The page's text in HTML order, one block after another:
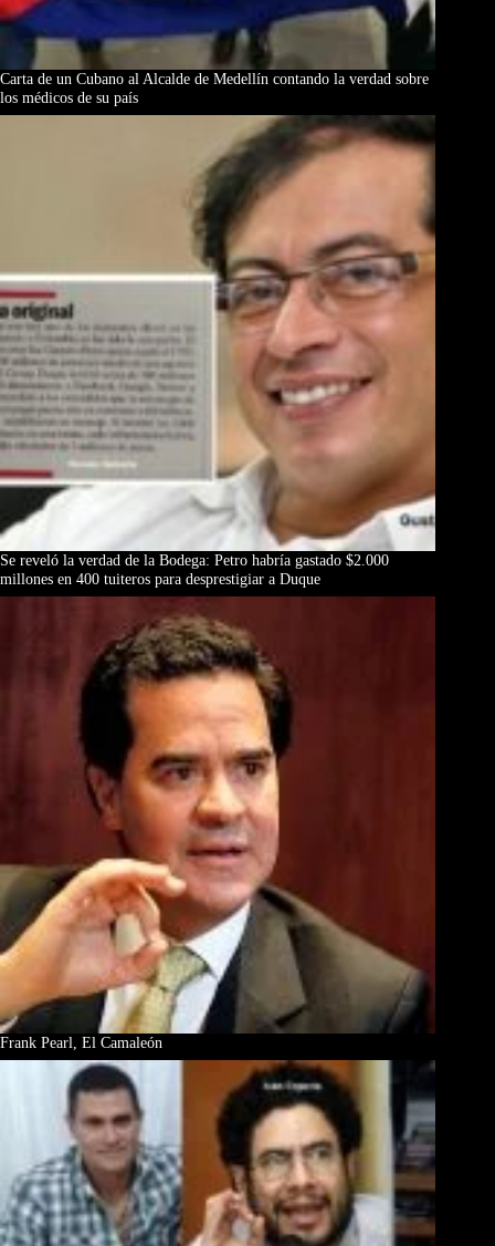
Carta de un Cubano al Alcalde de Medellín contando la verdad sobre
los médicos de su país
Se reveló la verdad de la Bodega: Petro habría gastado $2.000
millones en 400 tuiteros para desprestigiar a Duque
Frank Pearl, El Camaleón